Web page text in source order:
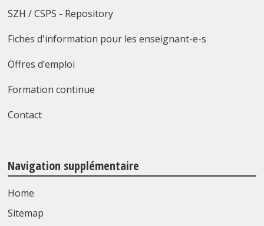
SZH / CSPS - Repository
Fiches d'information pour les enseignant-e-s
Offres d’emploi
Formation continue
Contact
Navigation supplémentaire
Home
Sitemap